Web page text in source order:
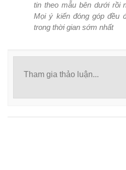
tin theo mẫu bên dưới rồi
Mọi ý kiến đóng góp đều
trong thời gian sớm nhất